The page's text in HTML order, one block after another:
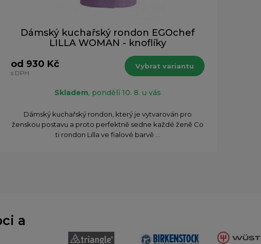
Dámský kuchařský rondon EGOchef
LILLA WOMAN - knoflíky
od 930 Kč
s DPH
Vybrat variantu
Skladem, pondělí 10. 8. u vás
Dámský kuchařský rondon, který je vytvarován pro
ženskou postavu a proto perfektně sedne každé ženě Co
ti rondon Lilla ve fialové barvě ...
a